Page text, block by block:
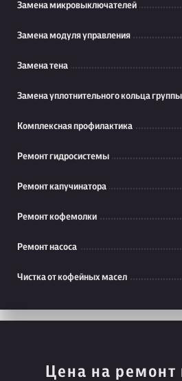
Замена микровыключателей
Замена модуля управления
Замена тена
Замена уплотнительного кольца группы
Комплексная профилактика
Ремонт гидросистемы
Ремонт капучинатора
Ремонт кофемолки
Ремонт насоса
Чистка от кофейных масел
Цена на ремонт